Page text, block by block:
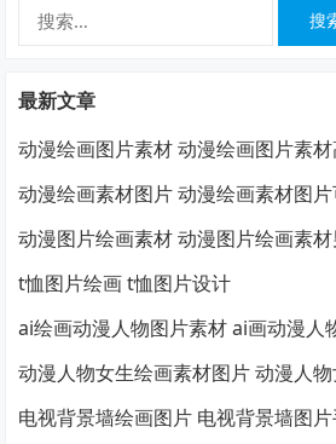
最新文章
动漫绘画图片素材 动漫绘画图片素
动漫绘画素材图片 动漫绘画素材图
动漫图片绘画素材 动漫图片绘画素
t恤图片绘画 t恤图片设计
ai绘画动漫人物图片素材 ai画动漫人
动漫人物女生绘画素材图片 动漫人
电视背景墙绘画图片 电视背景墙图